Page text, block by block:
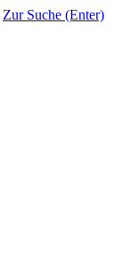
Zur Suche (Enter)